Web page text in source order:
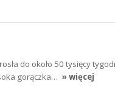
do około 50 tysięcy
gorączka… » więcej